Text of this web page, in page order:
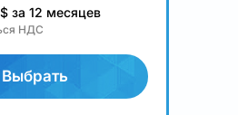
$ за 12 месяцев
НДС
Выбрать